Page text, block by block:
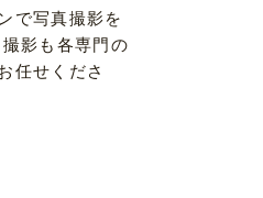
で写真撮影を
影も各専門の
任せくださ